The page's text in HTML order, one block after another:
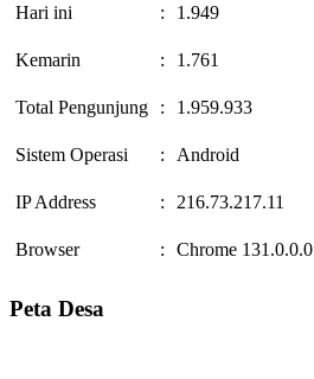
Hari ini : 1.949
Kemarin : 1.761
Total Pengunjung : 1.959.933
Sistem Operasi : Android
IP Address : 216.73.217.11
Browser : Chrome 131.0.0.0
Peta Desa